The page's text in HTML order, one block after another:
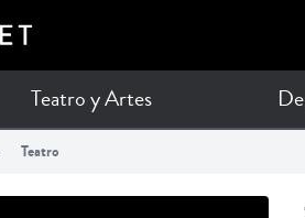
Teatro y Artes
Teatro